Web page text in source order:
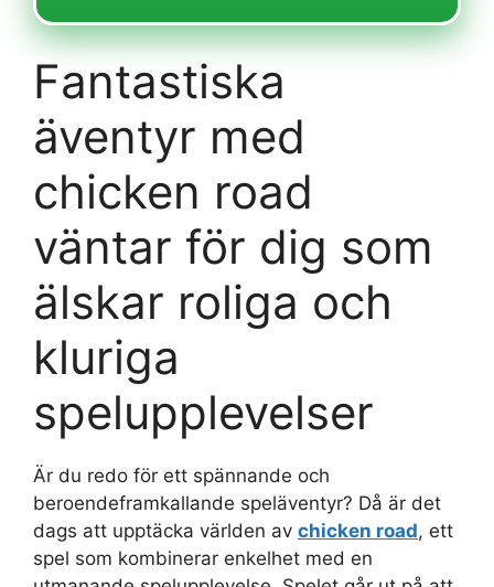
Fantastiska
äventyr med
chicken road
väntar för dig som
älskar roliga och
kluriga
spelupplevelser
Är du redo för ett spännande och
beroendeframkallande speläventyr? Då är det
dags att upptäcka världen av chicken road, ett
spel som kombinerar enkelhet med en